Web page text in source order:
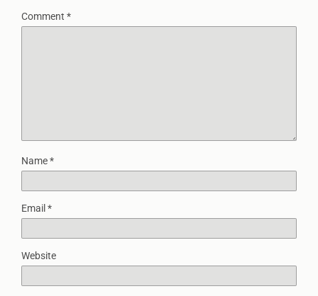
Comment *
Name*
Email *
Website